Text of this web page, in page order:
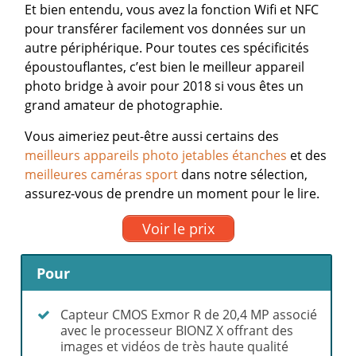
Et bien entendu, vous avez la fonction Wifi et NFC
pour transférer facilement vos données sur un
autre périphérique. Pour toutes ces spécificités
époustouflantes, c’est bien le meilleur appareil
photo bridge à avoir pour 2018 si vous êtes un
grand amateur de photographie.
Vous aimeriez peut-être aussi certains des
meilleurs appareils photo jetables étanches et des
meilleures caméras sport dans notre sélection,
assurez-vous de prendre un moment pour le lire.
Voir le prix
Pour
Capteur CMOS Exmor R de 20,4 MP associé
avec le processeur BIONZ X offrant des
images et vidéos de très haute qualité